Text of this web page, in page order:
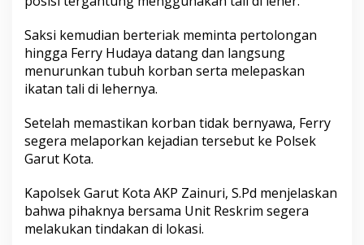
Saksi kemudian berteriak meminta pertolongan
hingga Ferry Hudaya datang dan langsung
menurunkan tubuh korban serta melepaskan
ikatan tali di lehernya.
Setelah memastikan korban tidak bernyawa, Ferry
segera melaporkan kejadian tersebut ke Polsek
Garut Kota.
Kapolsek Garut Kota AKP Zainuri, S.Pd menjelaskan
bahwa pihaknya bersama Unit Reskrim segera
melakukan tindakan di lokasi.